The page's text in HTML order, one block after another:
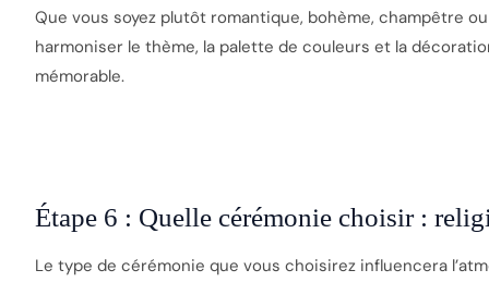
Que vous soyez plutôt romantique, bohème, champêtre
harmoniser le thème, la palette de couleurs et la
mémorable.
Étape 6 : Quelle cérémonie choisir :
Le type de cérémonie que vous choisirez influencera